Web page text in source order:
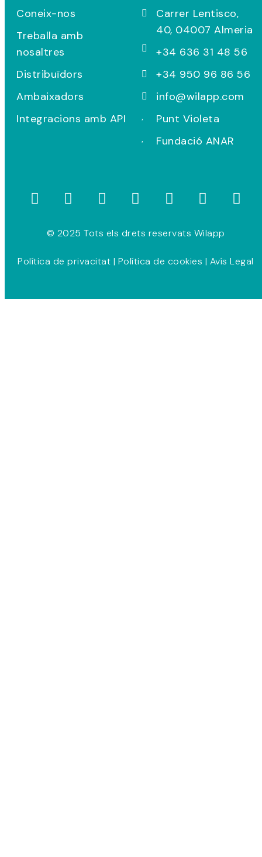
Coneix-nos
Treballa amb
nosaltres
Distribuïdors
Ambaixadors
Integracions amb API
Carrer Lentisco,
40, 04007 Almeria
+34 636 31 48 56
+34 950 96 86 56
info@wilapp.com
Punt Violeta
Fundació ANAR
© 2025 Tots els drets reservats Wilapp
Política de privacitat | Política de cookies | Avís Legal